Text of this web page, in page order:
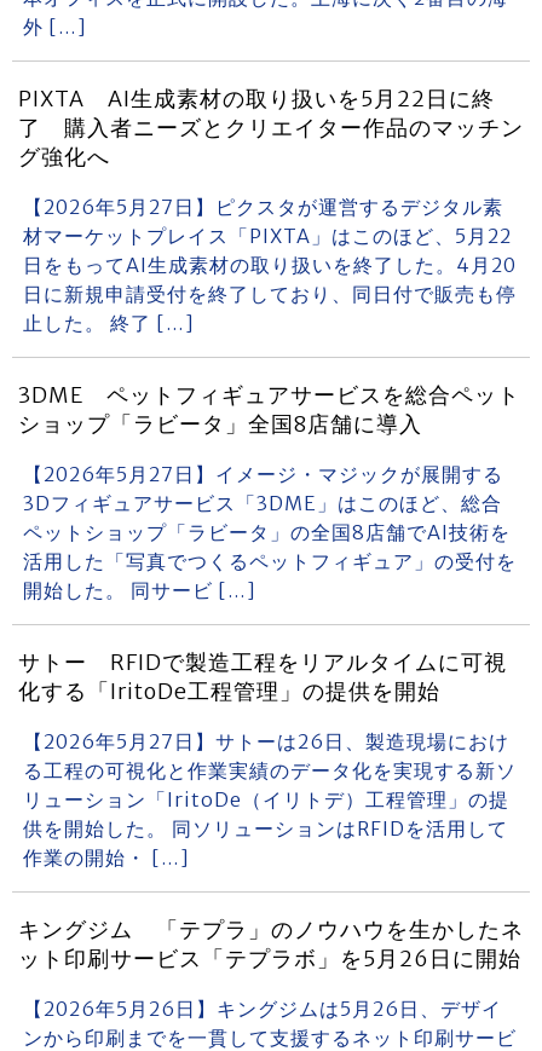
外 […]
PIXTA AI生成素材の取り扱いを5月22日に終
了 購入者ニーズとクリエイター作品のマッチン
グ強化へ
【2026年5月27日】ピクスタが運営するデジタル素
材マーケットプレイス「PIXTA」はこのほど、5月22
日をもってAI生成素材の取り扱いを終了した。4月20
日に新規申請受付を終了しており、同日付で販売も停
止した。 終了 […]
3DME ペットフィギュアサービスを総合ペット
ショップ「ラビータ」全国8店舗に導入
【2026年5月27日】イメージ・マジックが展開する
3Dフィギュアサービス「3DME」はこのほど、総合
ペットショップ「ラビータ」の全国8店舗でAI技術を
活用した「写真でつくるペットフィギュア」の受付を
開始した。 同サービ […]
サトー RFIDで製造工程をリアルタイムに可視
化する「IritoDe工程管理」の提供を開始
【2026年5月27日】サトーは26日、製造現場におけ
る工程の可視化と作業実績のデータ化を実現する新ソ
リューション「IritoDe（イリトデ）工程管理」の提
供を開始した。 同ソリューションはRFIDを活用して
作業の開始・ […]
キングジム 「テプラ」のノウハウを生かしたネ
ット印刷サービス「テプラボ」を5月26日に開始
【2026年5月26日】キングジムは5月26日、デザイ
ンから印刷までを一貫して支援するネット印刷サービ